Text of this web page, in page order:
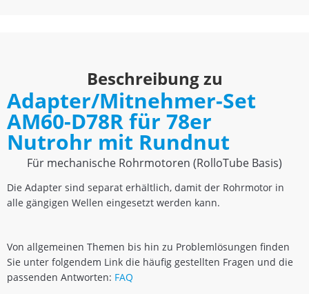
Beschreibung zu
Adapter/Mitnehmer-Set
AM60-D78R für 78er
Nutrohr mit Rundnut
Für mechanische Rohrmotoren (RolloTube Basis)
Die Adapter sind separat erhältlich, damit der Rohrmotor in
alle gängigen Wellen eingesetzt werden kann.
Von allgemeinen Themen bis hin zu Problemlösungen finden
Sie unter folgendem Link die häufig gestellten Fragen und die
passenden Antworten: FAQ